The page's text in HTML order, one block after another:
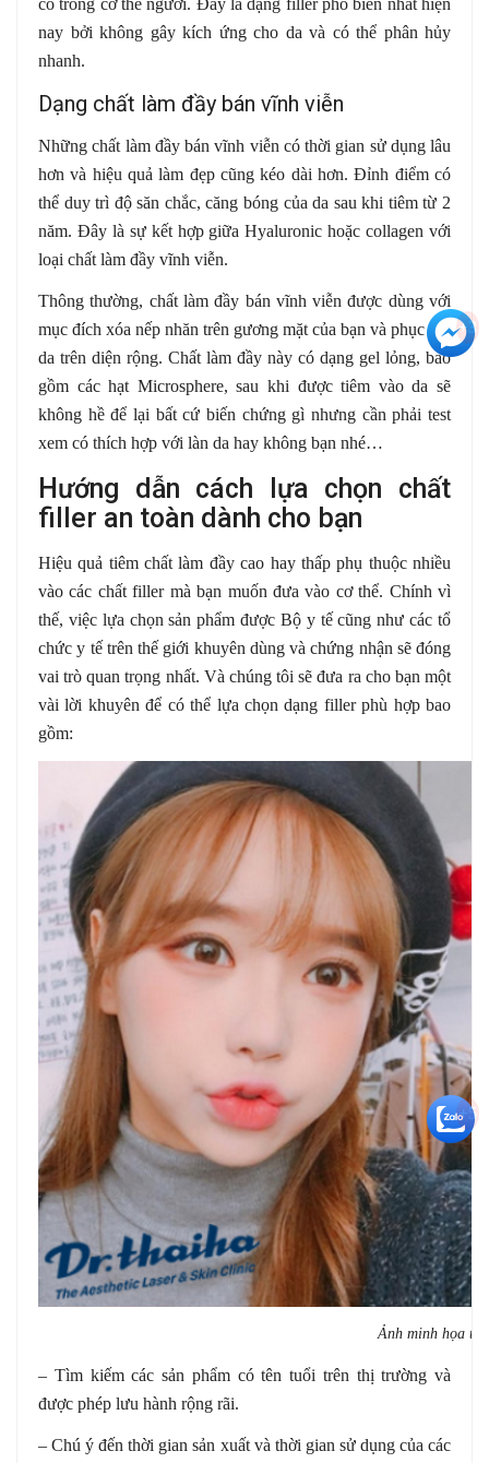
có trong cơ thể người. Đây là dạng filler phổ biến nhất hiện
nay bởi không gây kích ứng cho da và có thể phân hủy
nhanh.
Dạng chất làm đầy bán vĩnh viễn
Những chất làm đầy bán vĩnh viễn có thời gian sử dụng lâu
hơn và hiệu quả làm đẹp cũng kéo dài hơn. Đỉnh điểm có
thể duy trì độ săn chắc, căng bóng của da sau khi tiêm từ 2
năm. Đây là sự kết hợp giữa Hyaluronic hoặc collagen với
loại chất làm đầy vĩnh viễn.
Thông thường, chất làm đầy bán vĩnh viễn được dùng với
mục đích xóa nếp nhăn trên gương mặt của bạn và phục hổi
da trên diện rộng. Chất làm đầy này có dạng gel lỏng, bao
gồm các hạt Microsphere, sau khi được tiêm vào da sẽ
không hề để lại bất cứ biến chứng gì nhưng cần phải test
xem có thích hợp với làn da hay không bạn nhé…
Hướng dẫn cách lựa chọn chất
filler an toàn dành cho bạn
Hiệu quả tiêm chất làm đầy cao hay thấp phụ thuộc nhiều
vào các chất filler mà bạn muốn đưa vào cơ thể. Chính vì
thế, việc lựa chọn sản phẩm được Bộ y tế cũng như các tổ
chức y tế trên thế giới khuyên dùng và chứng nhận sẽ đóng
vai trò quan trọng nhất. Và chúng tôi sẽ đưa ra cho bạn một
vài lời khuyên để có thể lựa chọn dạng filler phù hợp bao
gồm:
Ảnh minh họa
– Tìm kiếm các sản phẩm có tên tuổi trên thị trường và
được phép lưu hành rộng rãi.
– Chú ý đến thời gian sản xuất và thời gian sử dụng của các
+3
+5